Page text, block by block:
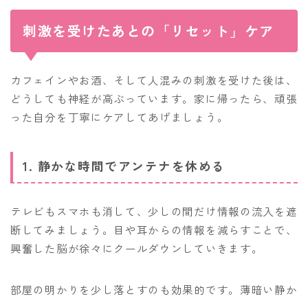
刺激を受けたあとの「リセット」ケア
カフェインやお酒、そして人混みの刺激を受けた後は、
どうしても神経が高ぶっています。家に帰ったら、頑張
った自分を丁寧にケアしてあげましょう。
1. 静かな時間でアンテナを休める
テレビもスマホも消して、少しの間だけ情報の流入を遮
断してみましょう。目や耳からの情報を減らすことで、
興奮した脳が徐々にクールダウンしていきます。
部屋の明かりを少し落とすのも効果的です。薄暗い静か